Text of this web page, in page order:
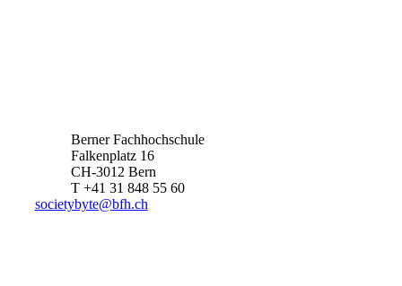
Berner Fachhochschule
Falkenplatz 16
CH-3012 Bern
T +41 31 848 55 60
societybyte@bfh.ch